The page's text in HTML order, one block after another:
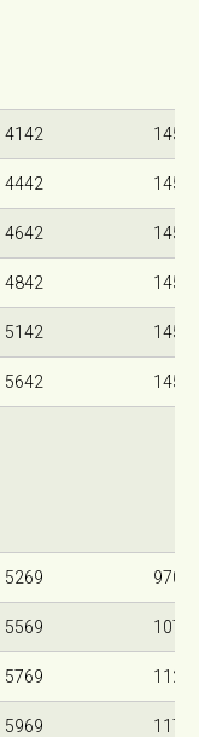
4142 145
4442 145
4642 145
4842 145
5142 145
5642 145
5269 970
5569 1070
5769 1120
5969 1170